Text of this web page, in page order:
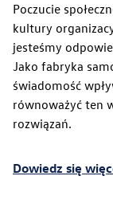
Poczucie
kultury
jesteśmy
Jako fabryka
świadomość
równoważyć ten
rozwiązań.
Dowiedz się